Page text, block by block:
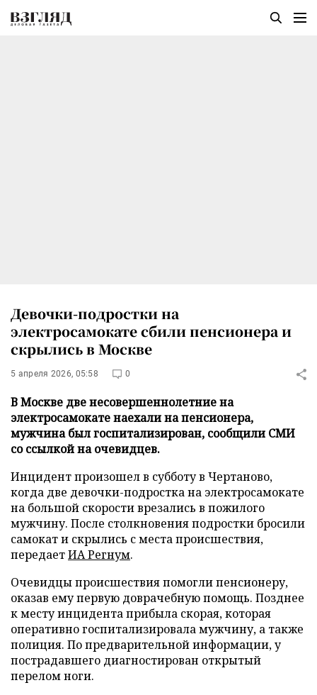
Девочки-подростки на
электросамокате сбили пенсионера и
скрылись в Москве
5 апреля 2026, 05:58 0
В Москве две несовершеннолетние на
электросамокате наехали на пенсионера,
мужчина был госпитализирован, сообщили СМИ
со ссылкой на очевидцев.
Инцидент произошел в субботу в Чертаново,
когда две девочки-подростка на электросамокате
на большой скорости врезались в пожилого
мужчину. После столкновения подростки бросили
самокат и скрылись с места происшествия,
передаетИА Регнум.
Очевидцы происшествия помогли пенсионеру,
оказав ему первую доврачебную помощь. Позднее
к месту инцидента прибыла скорая, которая
оперативно госпитализировала мужчину, а также
полиция. По предварительной информации, у
пострадавшего диагностирован открытый
перелом ноги.